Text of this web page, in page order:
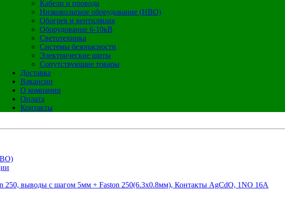
Кабели и провода
Низковольтное оборудование (НВО)
Обогрев и вентиляция
Оборудование 6-10кВ
Светотехника
Системы безопасности
Электрические щиты
Сопутствующие товары
Доставка
Вакансии
О компании
Оплата
Контакты
250, выводы с шагом 5мм + Faston 250(6.3x0.8мм), Контакты AgCdO, 1NO 16A